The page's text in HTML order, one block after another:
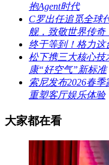
抱Agent时代
C罗出任追觅全球
舰，致敬世界传奇
终于等到！格力这
松下携三大核心技
康“好空气”新标准
索尼发布2026春
重塑客厅娱乐体验
大家都在看